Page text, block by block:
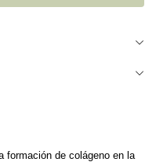
formación de colágeno en la